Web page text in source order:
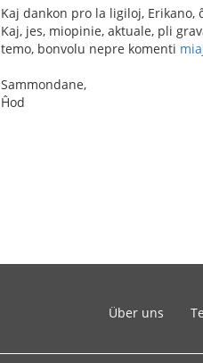
Kaj dankon pro la ligiloj,
Kaj, jes, miopinie, aktuale, pli
temo, bonvolu nepre komenti
Sammondane,
Ĥod
Über uns